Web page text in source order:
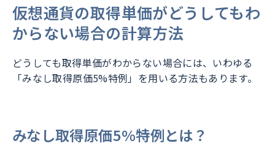
仮想通貨の取得単価がどうしてもわ
からない場合の計算方法
どうしても取得単価がわからない場合には、いわゆる
「みなし取得原価5%特例」を用いる方法もあります。
みなし取得原価5%特例とは？